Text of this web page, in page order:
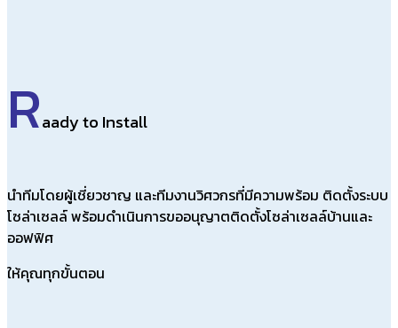
Raady to Install
นำทีมโดยผู้เชี่ยวชาญ และทีมงานวิศวกรที่มีความพร้อม ติดตั้งระบบ
โซล่าเซลล์ พร้อมดำเนินการขออนุญาตติดตั้งโซล่าเซลล์บ้านและ
ออฟฟิศ
ให้คุณทุกขั้นตอน